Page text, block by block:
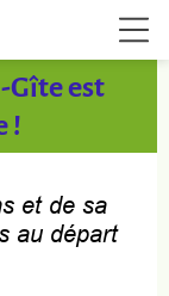
Gîte est
!
et de sa
au départ